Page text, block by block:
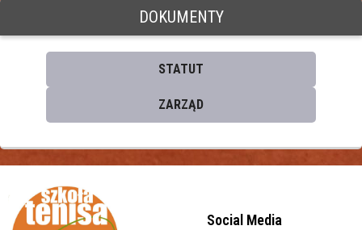
DOKUMENTY
STATUT
ZARZĄD
Social Media